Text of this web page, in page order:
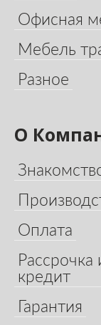
Офисная
Мебель
Разное
О
Оплата
Рассрочка
кредит
Гарантия